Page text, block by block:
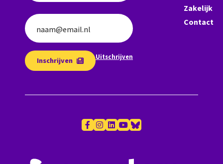
naam@email.nl
Inschrijven Uitschrijven
Zakelijk
Contact